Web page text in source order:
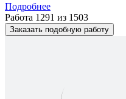
Подробнее
Работа 1291 из 1503
Заказать подобную работу